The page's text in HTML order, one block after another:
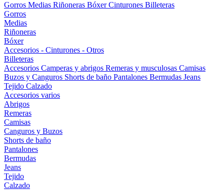
Gorros Medias Riñoneras BóxerCinturones Billeteras
Gorros
Medias
Riñoneras
Bóxer
Accesorios - Cinturones - Otros
Billeteras
Accesorios Camperas y abrigos Remeras y musculosas Camisas
Buzos y Canguros Shorts de baño Pantalones Bermudas Jeans
Tejido Calzado
Accesorios varios
Abrigos
Remeras
Camisas
Canguros y Buzos
Shorts de baño
Pantalones
Bermudas
Jeans
Tejido
Calzado